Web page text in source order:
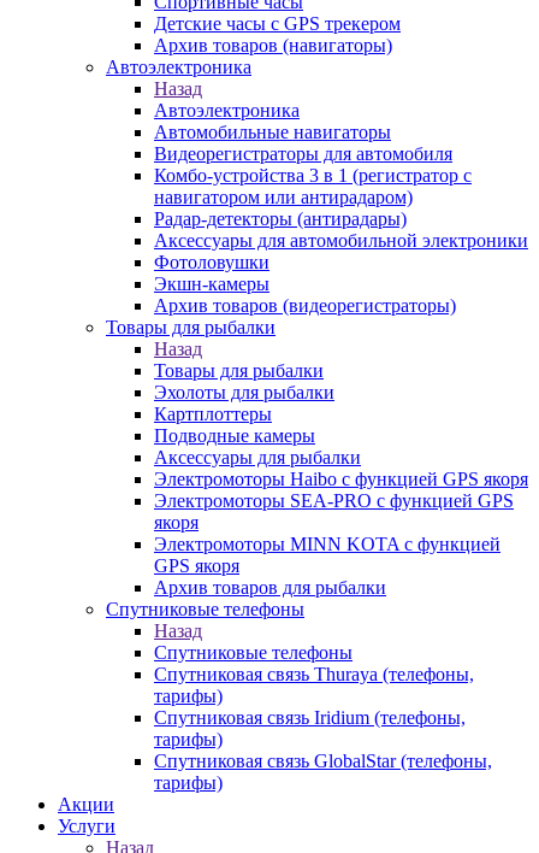
Детские часы с GPS трекером
Архив товаров (навигаторы)
Автоэлектроника
Назад
Автоэлектроника
Автомобильные навигаторы
Видеорегистраторы для автомобиля
Комбо-устройства 3 в 1 (регистратор с
навигатором или антирадаром)
Радар-детекторы (антирадары)
Аксессуары для автомобильной электроники
Фотоловушки
Экшн-камеры
Архив товаров (видеорегистраторы)
Товары для рыбалки
Назад
Товары для рыбалки
Эхолоты для рыбалки
Картплоттеры
Подводные камеры
Аксессуары для рыбалки
Электромоторы Haibo с функцией GPS якоря
Электромоторы SEA-PRO с функцией GPS
якоря
Электромоторы MINN KOTA с функцией
GPS якоря
Архив товаров для рыбалки
Спутниковые телефоны
Назад
Спутниковые телефоны
Спутниковая связь Thuraya (телефоны,
тарифы)
Спутниковая связь Iridium (телефоны,
тарифы)
Спутниковая связь GlobalStar (телефоны,
тарифы)
Акции
Услуги
Назад